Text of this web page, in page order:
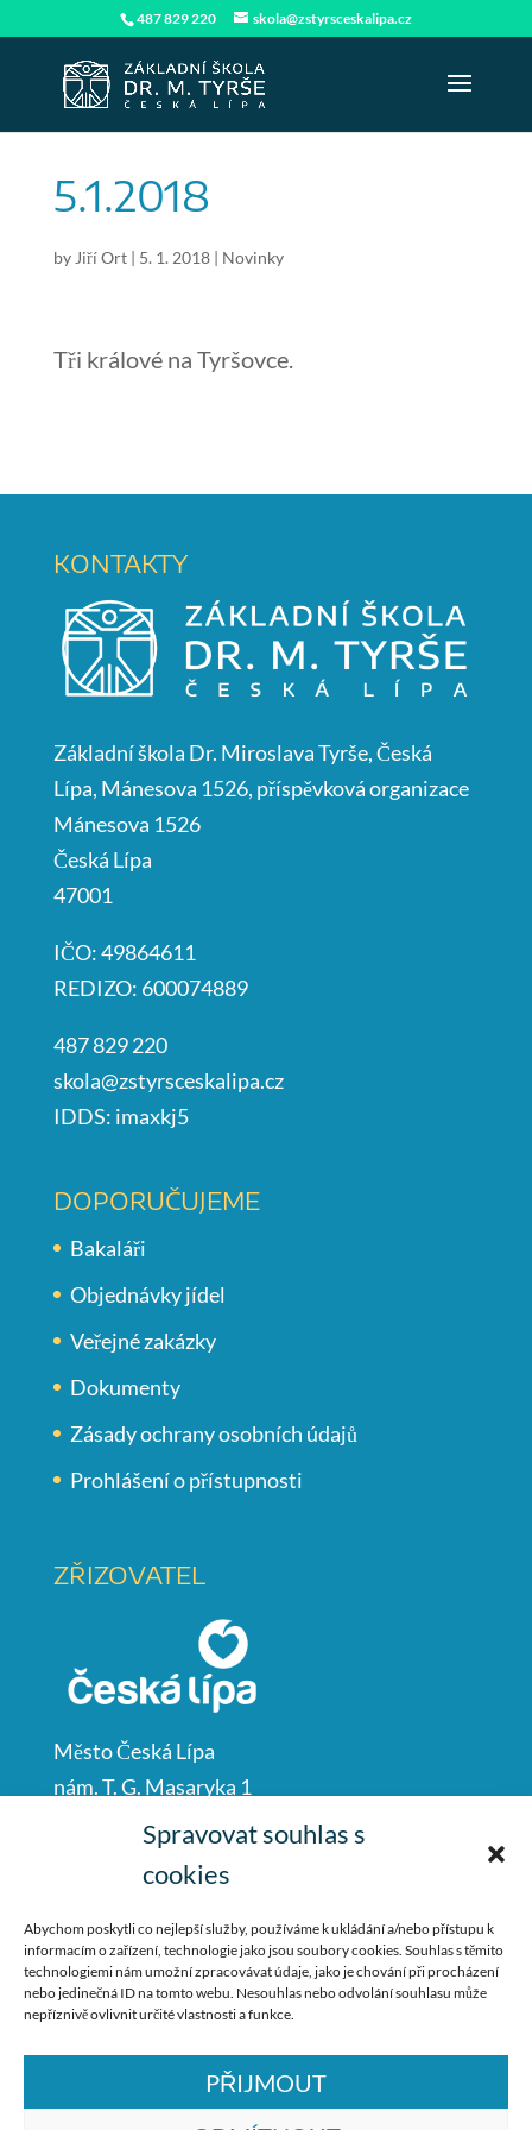
Spravovat souhlas s
cookies
Abychom poskytli co nejlepší služby, používáme k ukládání a/nebo přístupu k
informacím o zařízení, technologie jako jsou soubory cookies. Souhlas s těmito
technologiemi nám umožní zpracovávat údaje, jako je chování při procházení
nebo jedinečná ID na tomto webu. Nesouhlas nebo odvolání souhlasu může
nepříznivě ovlivnit určité vlastnosti a funkce.
PŘIJMOUT
487 829 220 skola@zstyrsceskalipa.cz
5.1.2018
by Jiří Ort| 5. 1. 2018| Novinky
Tři králové na Tyršovce.
KONTAKTY
Základní škola Dr. Miroslava Tyrše, Česká
Lípa, Mánesova 1526, příspěvková organizace
Mánesova 1526
Česká Lípa
47001
IČO: 49864611
REDIZO: 600074889
487 829 220
skola@zstyrsceskalipa.cz
IDDS: imaxkj5
DOPORUČUJEME
Bakaláři
Objednávky jídel
Veřejné zakázky
Dokumenty
Zásady ochrany osobních údajů
Prohlášení o přístupnosti
ZŘIZOVATEL
Město Česká Lípa
nám. T. G. Masaryka 1
Česká Lípa
487 881 111
podatelna@mucl.cz